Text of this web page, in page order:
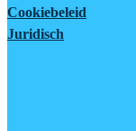
Cookiebeleid
Juridisch